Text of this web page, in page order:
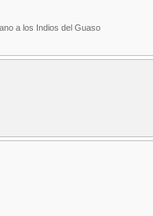
a los Indios del Guaso